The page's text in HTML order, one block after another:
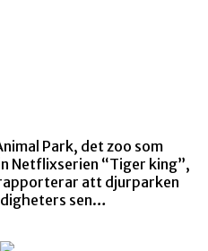
Park, det zoo som
Netflixserien “Tiger king”,
att djurparken
sen…